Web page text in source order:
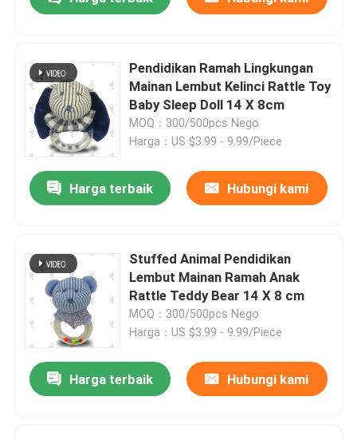
Rumah
Video
Tentang kami
Tur Pabrik
Pendidikan Ramah Lingkungan
Mainan Lembut Kelinci Rattle Toy
Baby Sleep Doll 14 X 8cm
MOQ：300/500pcs Nego
Harga：US $3.99 - 9.99/Piece
Harga terbaik Hubungi kami
Stuffed Animal Pendidikan
Lembut Mainan Ramah Anak
Rattle Teddy Bear 14 X 8 cm
MOQ：300/500pcs Nego
Harga：US $3.99 - 9.99/Piece
Harga terbaik Hubungi kami